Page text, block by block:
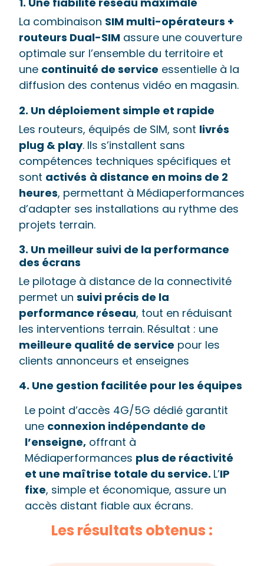
La combinaison SIM multi-opérateurs +
routeurs Dual-SIM assure une couverture
optimale sur l’ensemble du territoire et
une continuité de service essentielle à la
diffusion des contenus vidéo en magasin.
2. Un déploiement simple et rapide
Les routeurs, équipés de SIM, sont livrés
plug & play. Ils s’installent sans
compétences techniques spécifiques et
sont activés à distance en moins de 2
heures, permettant à Médiaperformances
d’adapter ses installations au rythme des
projets terrain.
3. Un meilleur suivi de la performance
des écrans
Le pilotage à distance de la connectivité
permet unsuivi précis de la
performance réseau, tout en réduisant
les interventions terrain. Résultat : une
meilleure qualité de service pour les
clients annonceurs et enseignes
4. Une gestion facilitée pour les équipes
Le point d’accès 4G/5G dédié garantit
une connexion indépendante de
l’enseigne, offrant à
Médiaperformances plus de réactivité
et une maîtrise totale du service. L’IP
fixe, simple et économique, assure un
accès distant fiable aux écrans.
Les résultats obtenus :